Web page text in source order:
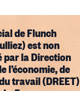
de Flunch
est non
par la Direction
l’économie, de
travail (DREET)